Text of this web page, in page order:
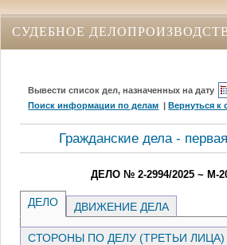
СУДЕБНОЕ
Вывести список дел, назначенных на дату
Поиск информации по делам |Вернуться к
Гражданские дела -
ДЕЛО № 2-2994/2025 ~ М-
ДЕЛО ДВИЖЕНИЕ ДЕЛА
СТОРОНЫ ПО ДЕЛУ (ТРЕТЬИ ЛИЦА)